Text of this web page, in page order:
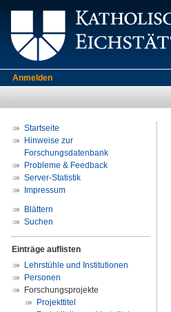
Anmelden
Startseite
Hinweise zur
Forschungsdatenbank
Probleme & Feedback
Server-Statistik
Impressum
Blättern
Suchen
Einträge auflisten
Lehrstühle und Institutionen
Personen
Forschungsprojekte
Projekttitel